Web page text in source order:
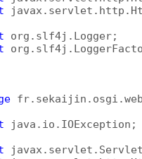
</plugins >
private
static final
log =
java.io.IOException;